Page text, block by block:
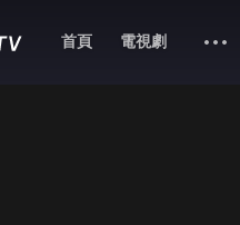
首頁 電視劇